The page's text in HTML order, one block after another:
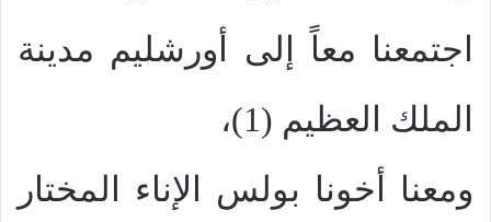
اجتمعنا معاً إلى أورشليم مدينة
الملك العظيم (1)،
ومعنا أخونا بولس الإناء المختار